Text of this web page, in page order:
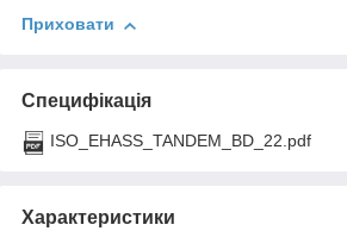
Приховати
Специфікація
ISO_EHASS_TANDEM_BD_22.pdf
Характеристики